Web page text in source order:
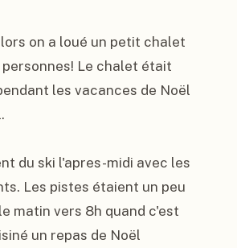
on a loué un petit chalet
Le chalet était
les vacances de Noël
du ski l'apres-midi avec les
Les pistes étaient un peu
matin vers 8h quand c'est
un repas de Noël